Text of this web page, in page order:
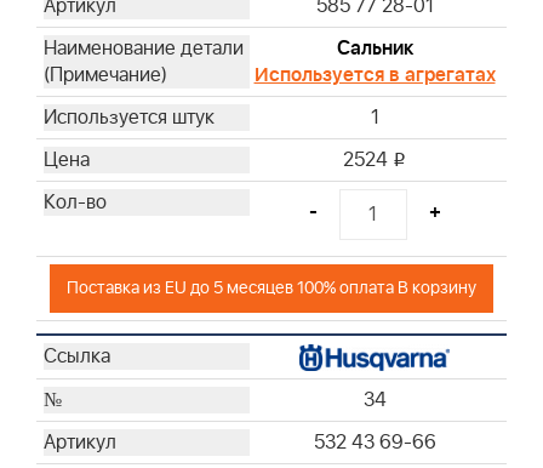
Сальник
Используется в агрегатах
1
2524 i
- +
Поставка из EU до 5 месяцев 100% оплата В корзину
34
532 43 69-66